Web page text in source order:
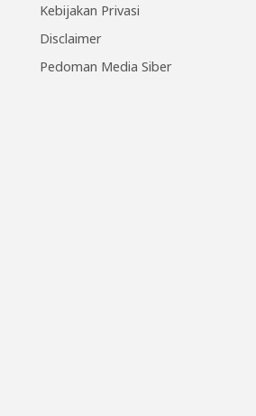
Kebijakan Privasi
Disclaimer
Pedoman Media Siber